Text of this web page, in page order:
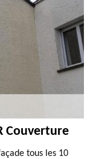
Couverture
tous les 10